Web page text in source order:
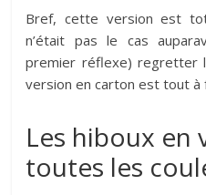
Bref, cette version est
n’était pas le cas
premier réflexe) regretter
version en carton est tout à
Les hiboux en
toutes les